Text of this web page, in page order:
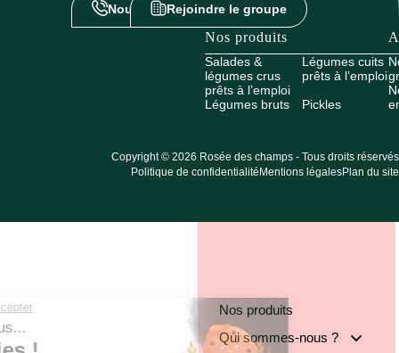
Nous contacterRejoindre le groupe
Nos produits
Salades &
légumes crus
prêts à l’emploi
Légumes cuits
prêts à l’emploi
Légumes bruts
Pickles
Copyright © 2026 Rosée des champs - Tous droits réservés
Politique de confidentialité Mentions légalesPlan du site
Nos produits
Qui sommes-nous ?